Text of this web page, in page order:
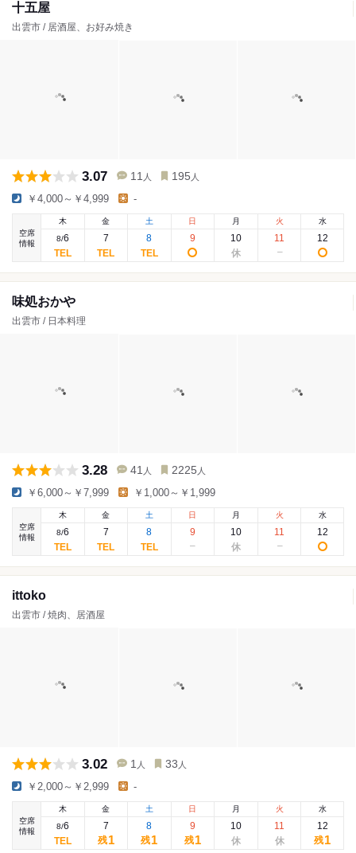
十五屋
出雲市 / 居酒屋、お好み焼き
3.07 11 人 195 人
￥4,000～￥4,999 -
空席
情報
木
8/6
金
7
土
8
日
9
月
10
火
11
水
12
味処おかや
出雲市 / 日本料理
3.28 41 人 2225 人
￥6,000～￥7,999 ￥1,000～￥1,999
空席
情報
木
8/6
金
7
土
8
日
9
月
10
火
11
水
12
ittoko
出雲市 / 焼肉、居酒屋
3.02 1 人 33 人
￥2,000～￥2,999 -
空席
情報
木
8/6
金
7
残1
土
8
残1
日
9
残1
月
10
火
11
水
12
残1